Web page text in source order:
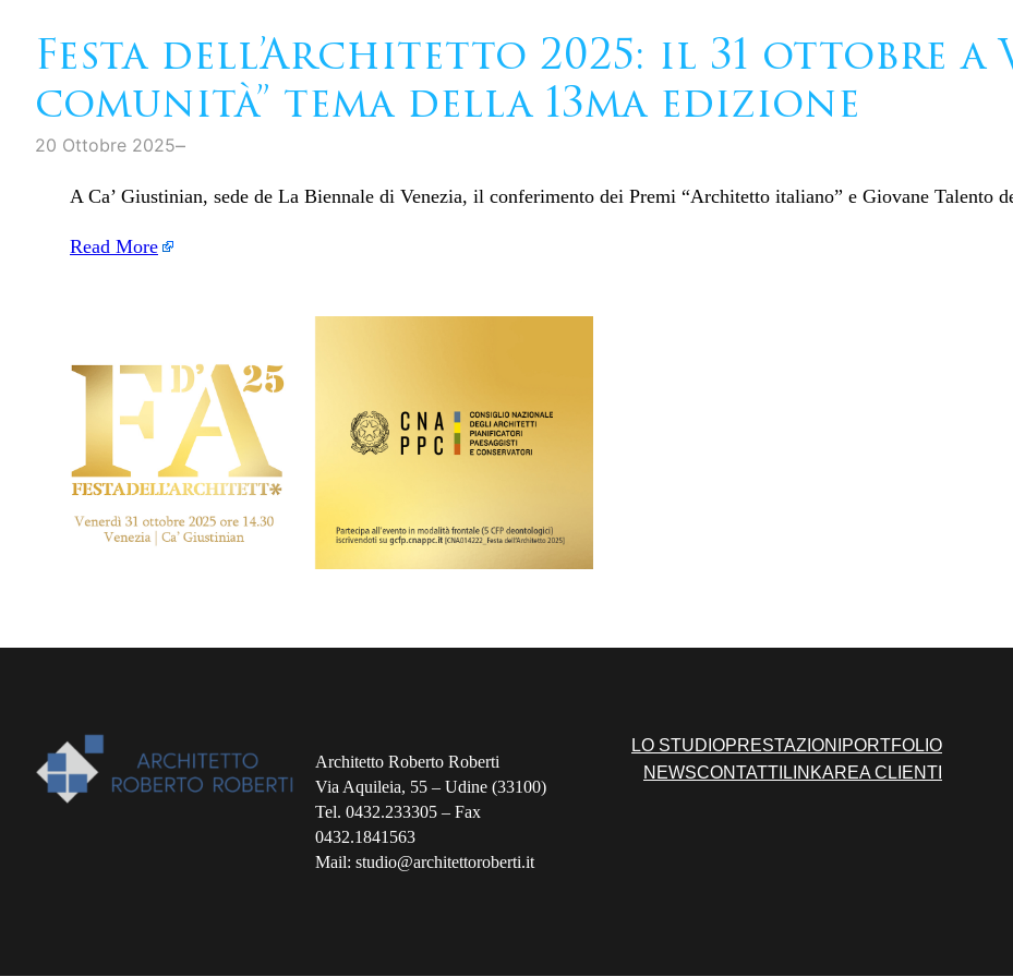
Festa dell’Architetto 2025: il 31 ottobre a
comunità” tema della 13ma edizione
20 Ottobre 2025–
A Ca’ Giustinian, sede de La Biennale di Venezia, il conferimento dei Premi “Architetto italiano” e Giovane Talento
Read More
Architetto Roberto Roberti
Via Aquileia, 55 – Udine (33100)
Tel. 0432.233305 – Fax
0432.1841563
Mail: studio@architettoroberti.it
LO STUDIOPRESTAZIONI PORTFOLIO
NEWSCONTATTI LINKAREA CLIENTI